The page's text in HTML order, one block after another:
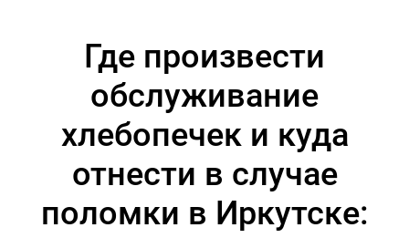
Где произвести
обслуживание
хлебопечек и куда
отнести в случае
поломки в Иркутске: